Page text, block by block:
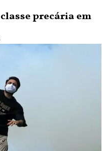
precária em